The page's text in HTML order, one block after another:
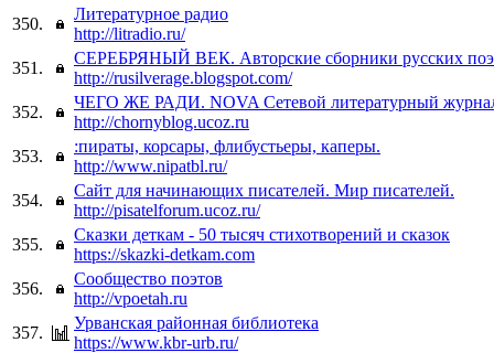
350.
Литературное радио
http://litradio.ru/
351.
СЕРЕБРЯНЫЙ ВЕК. Авторские сборники русских
http://rusilverage.blogspot.com/
352.
ЧЕГО ЖЕ РАДИ. NOVA Сетевой литературный
http://chornyblog.ucoz.ru
353.
:пираты, корсары, флибустьеры, каперы.
http://www.nipatbl.ru/
354.
Сайт для начинающих писателей. Мир писателей.
http://pisatelforum.ucoz.ru/
355.
Сказки деткам - 50 тысяч стихотворений и сказок
https://skazki-detkam.com
356.
Сообщество поэтов
http://vpoetah.ru
357.
Урванская районная библиотека
https://www.kbr-urb.ru/